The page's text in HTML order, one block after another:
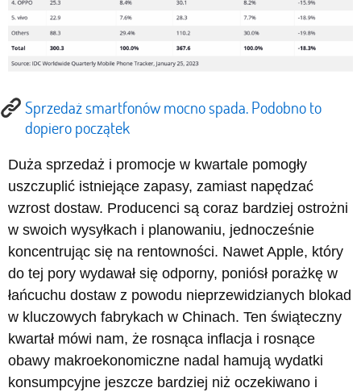
Sprzedaż smartfonów mocno spada. Podobno to
dopiero początek
Duża sprzedaż i promocje w kwartale pomogły
uszczuplić istniejące zapasy, zamiast napędzać
wzrost dostaw. Producenci są coraz bardziej ostrożni
w swoich wysyłkach i planowaniu, jednocześnie
koncentrując się na rentowności. Nawet Apple, który
do tej pory wydawał się odporny, poniósł porażkę w
łańcuchu dostaw z powodu nieprzewidzianych blokad
w kluczowych fabrykach w Chinach. Ten świąteczny
kwartał mówi nam, że rosnąca inflacja i rosnące
obawy makroekonomiczne nadal hamują wydatki
konsumpcyjne jeszcze bardziej niż oczekiwano i